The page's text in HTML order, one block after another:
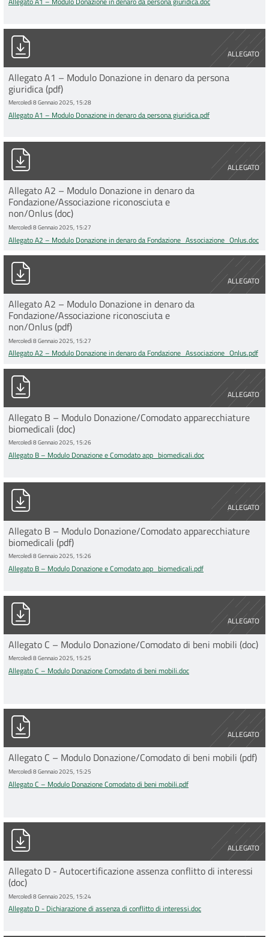
ALLEGATO
Allegato A1 – Modulo Donazione in denaro da persona
Allegato A1 – Modulo Donazione in denaro da persona
giuridica (pdf)
Mercoledì 8 Gennaio 2025, 15:28
Allegato A1 – Modulo Donazione in denaro da persona giuridica.pdf
ALLEGATO
Allegato A2 – Modulo Donazione in denaro da
Allegato A2 – Modulo Donazione in denaro da
Fondazione/Associazione riconosciuta e
non/Onlus (doc)
Mercoledì 8 Gennaio 2025, 15:27
Allegato A2 – Modulo Donazione in denaro da Fondazione_Associazione_Onlus.doc
ALLEGATO
Allegato A2 – Modulo Donazione in denaro da
Allegato A2 – Modulo Donazione in denaro da
Fondazione/Associazione riconosciuta e
non/Onlus (pdf)
Mercoledì 8 Gennaio 2025, 15:27
Allegato A2 – Modulo Donazione in denaro da Fondazione_Associazione_Onlus.pdf
ALLEGATO
Allegato B – Modulo Donazione e Comodato
Allegato B – Modulo Donazione/Comodato apparecchiature
biomedicali (doc)
Mercoledì 8 Gennaio 2025, 15:26
Allegato B – Modulo Donazione e Comodato app_biomedicali.doc
ALLEGATO
Allegato B – Modulo Donazione e Comodato
Allegato B – Modulo Donazione/Comodato apparecchiature
biomedicali (pdf)
Mercoledì 8 Gennaio 2025, 15:26
Allegato B – Modulo Donazione e Comodato app_biomedicali.pdf
ALLEGATO
Allegato C – Modulo Donazione Comodato di beni mobili.doc
Allegato C – Modulo Donazione/Comodato di beni mobili (doc)
Mercoledì 8 Gennaio 2025, 15:25
Allegato C – Modulo Donazione Comodato di beni mobili.doc
ALLEGATO
Allegato C – Modulo Donazione Comodato di beni mobili.pdf
Allegato C – Modulo Donazione/Comodato di beni mobili (pdf)
Mercoledì 8 Gennaio 2025, 15:25
Allegato C – Modulo Donazione Comodato di beni mobili.pdf
ALLEGATO
Allegato D - Dichiarazione di assenza di conflitto di
Allegato D - Autocertificazione assenza conflitto di interessi
(doc)
Mercoledì 8 Gennaio 2025, 15:24
Allegato D - Dichiarazione di assenza di conflitto di interessi.doc